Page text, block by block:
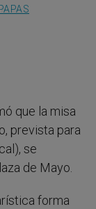
PAPAS
que la misa
prevista para
se
de Mayo.
forma